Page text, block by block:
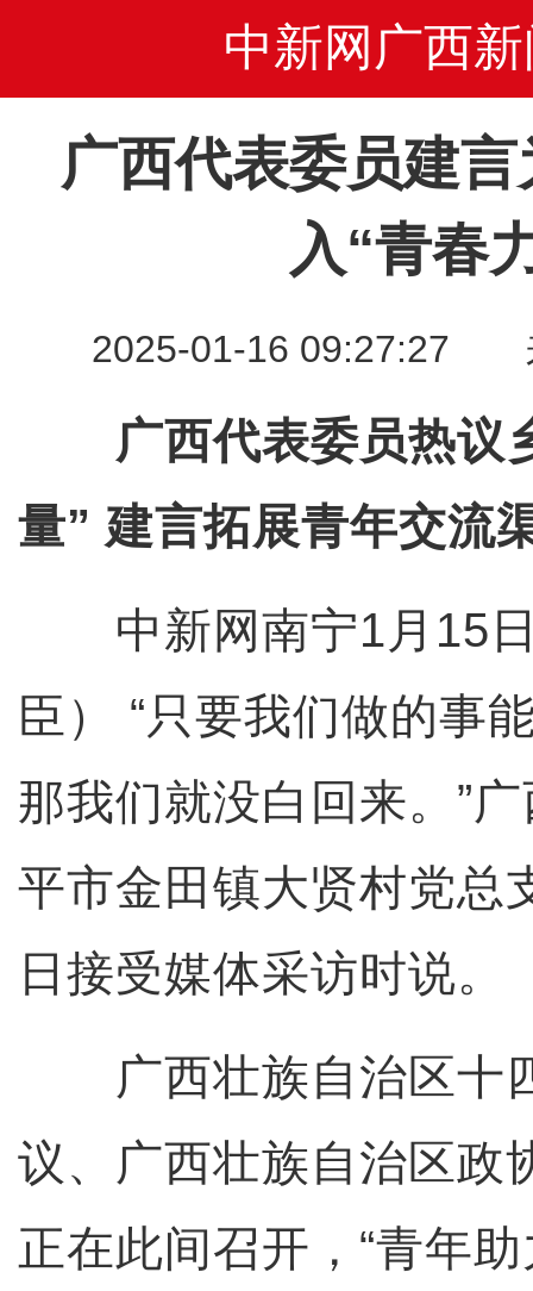
中新网广西新
广西代表委员建
入“青春
2025-01-16 09:27:27
广西代表委员热议
量” 建言拓展青年交流
中新网南宁1月15日
臣） “只要我们做的事
那我们就没白回来。”
平市金田镇大贤村党总
日接受媒体采访时说。
广西壮族自治区十
议、广西壮族自治区政
正在此间召开，“青年